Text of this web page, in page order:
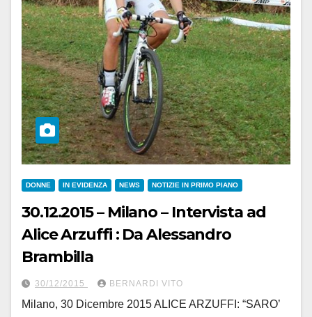
DONNE IN EVIDENZA NEWS NOTIZIE IN PRIMO PIANO
30.12.2015 – Milano – Intervista ad
Alice Arzuffi : Da Alessandro
Brambilla
30/12/2015 BERNARDI VITO
Milano, 30 Dicembre 2015 ALICE ARZUFFI: “SARO’